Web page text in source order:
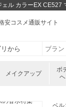
ェル カラーEX CE527
安コスメ通販サイト
メイクアップ
ボ
ベル